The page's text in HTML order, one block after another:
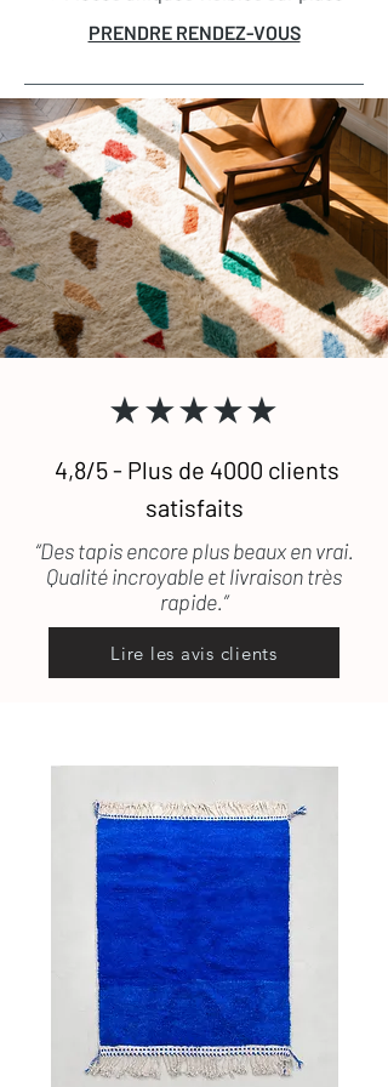
votre intérieur. Parfaits dans un salon
chambre pour un réveil tout en
douceur, les tapis Beni Ouarain
s’adaptent à tous les espaces.
Traditionnellement noirs et blancs avec
des motifs graphiques minimalistes,
ils existent aussi aujourd’hui dans des
versions unies ou colorées, pour
s’intégrer à tous les styles de
décoration, du plus épuré au plus
audacieux.
PRENDRE RENDEZ-VOUS
★★★★★
4,8/5 - Plus de 4000 clients
satisfaits
“Des tapis encore plus beaux en vrai.
Qualité incroyable et livraison très
rapide.”
Lire les avis clients